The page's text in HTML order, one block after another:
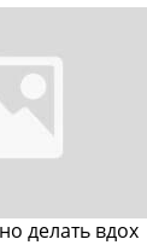
делать вдох